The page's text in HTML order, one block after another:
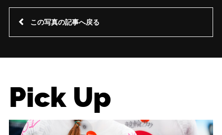
この写真の記事へ戻る
Pick Up